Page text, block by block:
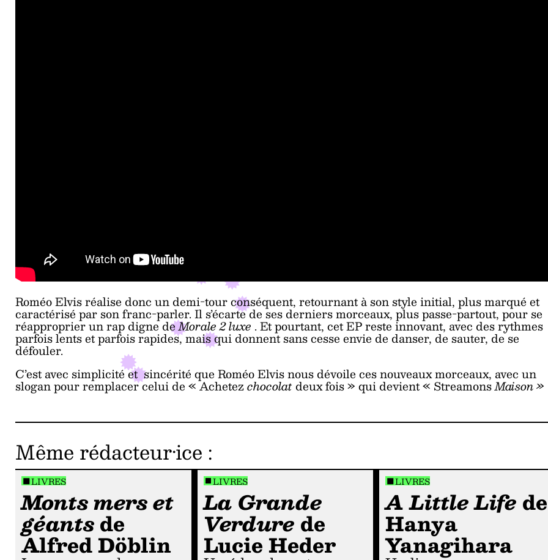
Roméo Elvis réalise donc un demi-tour conséquent, retournant à son style initial, plus marqué et
caractérisé par son franc-parler. Il s’écarte de ses derniers morceaux, plus passe-partout, pour se
réapproprier un rap digne deMorale 2 luxe . Et pourtant, cet EP reste innovant, avec des rythmes
parfois lents et parfois rapides, mais qui donnent sans cesse envie de danser, de sauter, de se
défouler.
C’est avec simplicité et sincérité que Roméo Elvis nous dévoile ces nouveaux morceaux, avec un
slogan pour remplacer celui de « Achetezchocolat deux fois » qui devient « StreamonsMaison »
Même rédacteur·ice :
LIVRES
Monts mers et
géantsde
Alfred Döblin
LIVRES
La Grande
Verdure de
Lucie Heder
LIVRES
A Little Life de
Hanya
Yanagihara